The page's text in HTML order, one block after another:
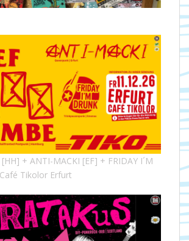
+ ANTI-MACKI [EF] + FRIDAY I´M
Tikolor Erfurt